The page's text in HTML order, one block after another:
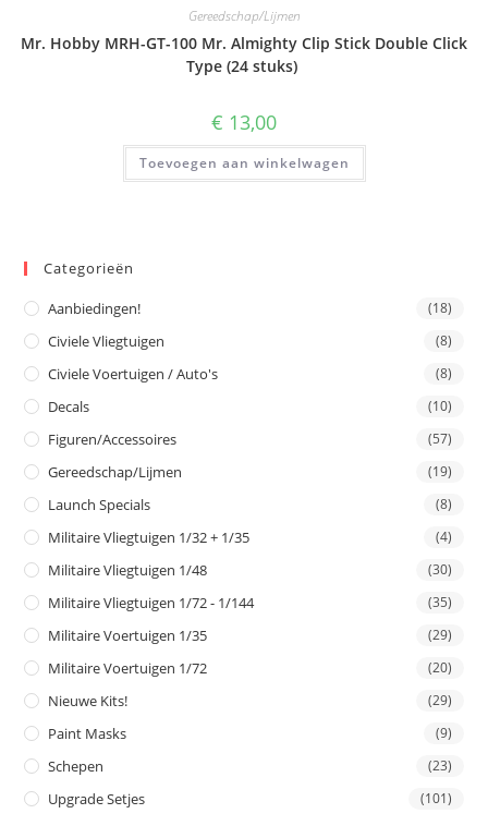
Gereedschap/Lijmen
Mr. Hobby MRH-GT-100 Mr. Almighty Clip Stick Double Click
Type (24 stuks)
€ 13,00
Toevoegen aan winkelwagen
Categorieën
Aanbiedingen! (18)
Civiele Vliegtuigen (8)
Civiele Voertuigen / Auto's (8)
Decals (10)
Figuren/Accessoires (57)
Gereedschap/Lijmen (19)
Launch Specials (8)
Militaire Vliegtuigen 1/32 + 1/35 (4)
Militaire Vliegtuigen 1/48 (30)
Militaire Vliegtuigen 1/72 - 1/144 (35)
Militaire Voertuigen 1/35 (29)
Militaire Voertuigen 1/72 (20)
Nieuwe Kits! (29)
Paint Masks (9)
Schepen (23)
Upgrade Setjes (101)